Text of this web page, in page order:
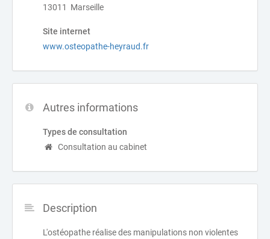
13011 Marseille
Site internet
www.osteopathe-heyraud.fr
Autres informations
Types de consultation
Consultation au cabinet
Description
L'ostéopathe réalise des manipulations non violentes